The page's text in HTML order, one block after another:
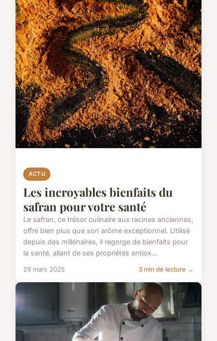
ACTU
Les incroyables bienfaits du
safran pour votre santé
Le safran, ce trésor culinaire aux racines anciennes,
offre bien plus que son arôme exceptionnel. Utilisé
depuis des millénaires, il regorge de bienfaits pour
la santé, allant de ses propriétés antiox...
29 mars 2025 3 min de lecture →